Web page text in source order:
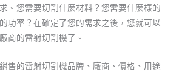
。您需要切割什麼材料？您需要什麼樣的
功率？在確定了您的需求之後，您就可以
商的雷射切割機了。
售的雷射切割機品牌、廠商、價格、用途